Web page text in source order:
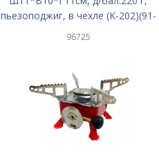
пьезоподжиг, в чехле (K-202)(91-
004)
96725